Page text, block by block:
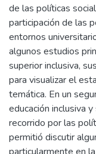
de las políticas
participación de las
entornos
algunos estudios
superior inclusiva,
para visualizar el
temática. En un
educación inclusiva
recorrido por las
permitió discutir